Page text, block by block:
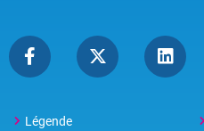
Légende